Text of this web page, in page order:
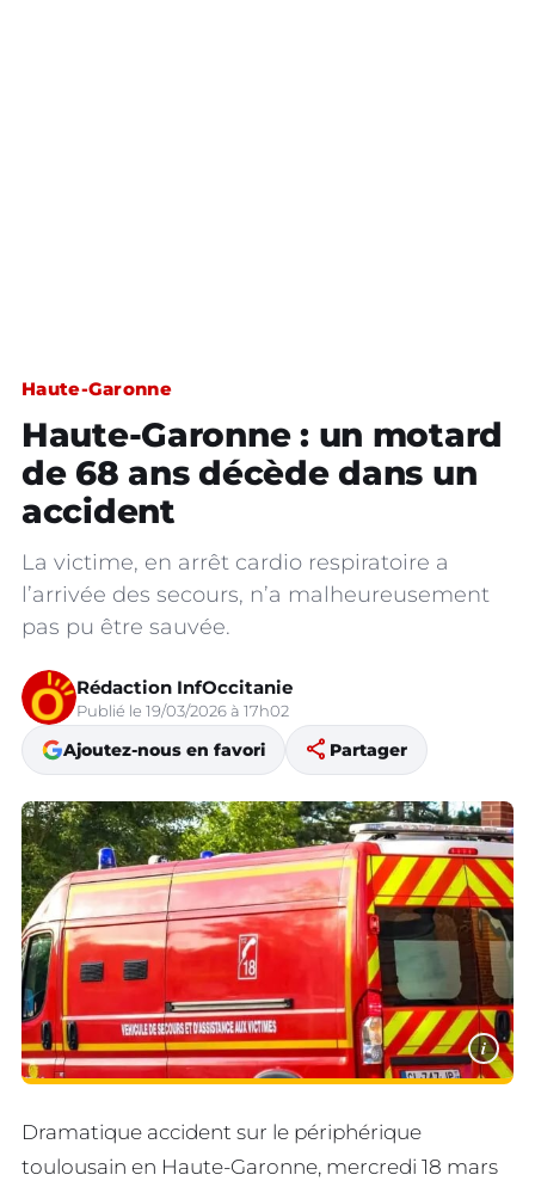
Haute-Garonne
Haute-Garonne : un motard
de 68 ans décède dans un
accident
La victime, en arrêt cardio respiratoire a
l’arrivée des secours, n’a malheureusement
pas pu être sauvée.
Rédaction InfOccitanie
Publié le 19/03/2026 à 17h02
Ajoutez-nous en favori share Partager
i
Dramatique accident sur le périphérique
toulousain en Haute-Garonne, mercredi 18 mars